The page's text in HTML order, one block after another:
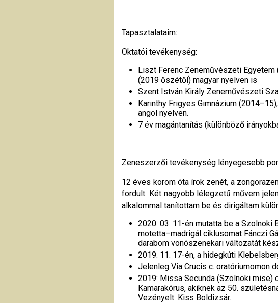
Tapasztalataim:
Oktatói tevékenység:
Liszt Ferenc Zeneművészeti
(2019 őszétől) magyar nyelven is
Szent István Király Zeneművészeti
Karinthy Frigyes Gimnázium
angol nyelven.
7 év magántanítás (különböző
Zeneszerzői tevékenység lényegesebb
12 éves korom óta írok zenét, a
fordult. Két nagyobb lélegzetű művem
alkalommal tanítottam be és dirigáltam
2020. 03. 11-én mutatta be a Szolnoki
motetta–madrigál ciklusomat Fánczi
darabom vonószenekari változatát
2019. 11. 17-én, a hidegkúti
Jelenleg Via Crucis c. oratóriumomon
2019: Missa Secunda (Szolnoki mise)
Kamarakórus, akiknek az 50.
Vezényelt: Kiss Boldizsár.